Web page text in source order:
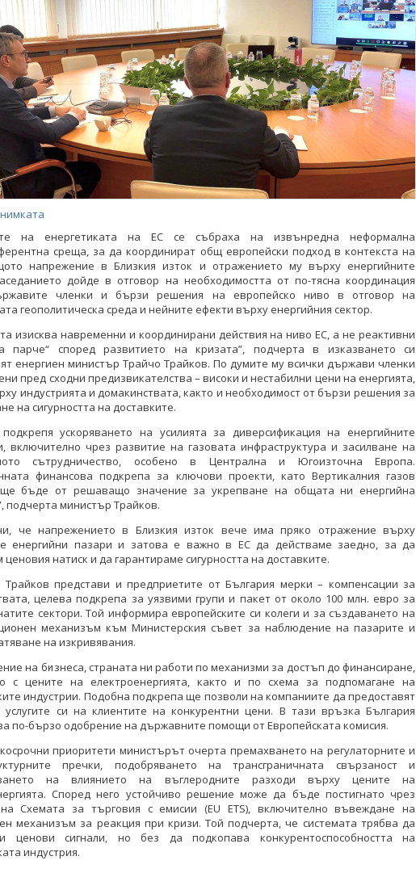
на енергетиката на ЕС се събраха на извънредна неформална
среща, за да координират общ европейски подход в контекста на
напрежение в Близкия изток и отражението му върху енергийните
дойде в отговор на необходимостта от по-тясна координация
членки и бързи решения на европейско ниво в отговор на
геополитическа среда и нейните ефекти върху енергийния сектор.
изисква навременни и координирани действия на ниво ЕС, а не реактивни
парче“ според развитието на кризата”, подчерта в изказването си
енергиен министър Трайчо Трайков. По думите му всички държави членки
пред сходни предизвикателства – високи и нестабилни цени на енергията,
индустрията и домакинствата, както и необходимост от бързи решения за
на сигурността на доставките.
ускоряването на усилията за диверсификация на енергийните
включително чрез развитие на газовата инфраструктура и засилване на
сътрудничество, особено в Централна и Югоизточна Европа.
финансова подкрепа за ключови проекти, като Вертикалния газов
бъде от решаващо значение за укрепване на общата ни енергийна
подчерта министър Трайков.
че напрежението в Близкия изток вече има пряко отражение върху
енергийни пазари и затова е важно в ЕС да действаме заедно, за да
ценовия натиск и да гарантираме сигурността на доставките.
представи и предприетите от България мерки – компенсации за
целева подкрепа за уязвими групи и пакет от около 100 млн. евро за
сектори. Той информира европейските си колеги и за създаването на
механизъм към Министерския съвет за наблюдение на пазарите и
на изкривявания.
на бизнеса, страната ни работи по механизми за достъп до финансиране,
с цените на електроенергията, както и по схема за подпомагане на
индустрии. Подобна подкрепа ще позволи на компаниите да предоставят
услугите си на клиентите на конкурентни цени. В тази връзка България
по-бързо одобрение на държавните помощи от Европейската комисия.
приоритети министърът очерта премахването на регулаторните и
пречки, подобряването на трансграничната свързаност и
на влиянието на въглеродните разходи върху цените на
Според него устойчиво решение може да бъде постигнато чрез
Схемата за търговия с емисии (EU ETS), включително въвеждане на
механизъм за реакция при кризи. Той подчерта, че системата трябва да
ценови сигнали, но без да подкопава конкурентоспособността на
индустрия.